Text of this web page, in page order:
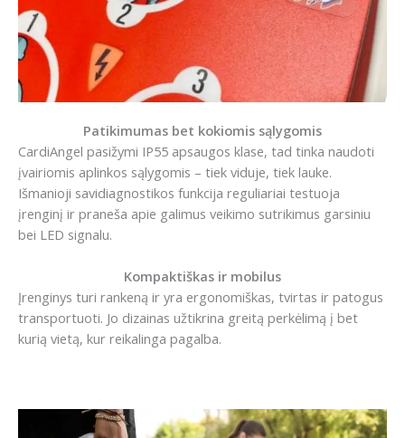
Patikimumas bet kokiomis sąlygomis
CardiAngel pasižymi IP55 apsaugos klase, tad tinka naudoti
įvairiomis aplinkos sąlygomis – tiek viduje, tiek lauke.
Išmanioji savidiagnostikos funkcija reguliariai testuoja
įrenginį ir praneša apie galimus veikimo sutrikimus garsiniu
bei LED signalu.
Kompaktiškas ir mobilus
Įrenginys turi rankeną ir yra ergonomiškas, tvirtas ir patogus
transportuoti. Jo dizainas užtikrina greitą perkėlimą į bet
kurią vietą, kur reikalinga pagalba.